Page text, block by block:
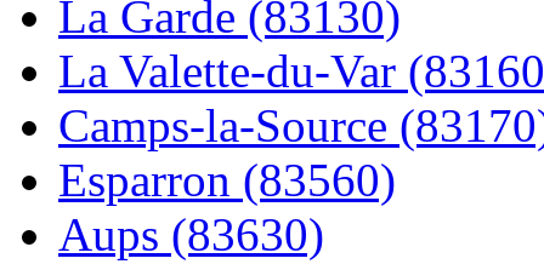
La Garde (83130)
La Valette-du-Var
Camps-la-Source
Esparron (83560)
Aups (83630)